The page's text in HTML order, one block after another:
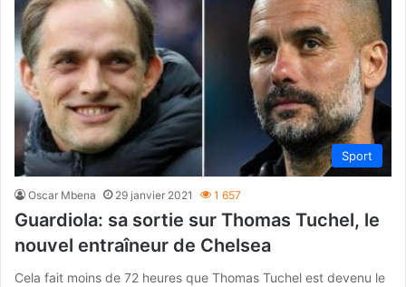
Sport
Oscar Mbena 29 janvier 2021 1 657
Guardiola: sa sortie sur Thomas Tuchel, le
nouvel entraîneur de Chelsea
Cela fait moins de 72 heures que Thomas Tuchel est devenu le